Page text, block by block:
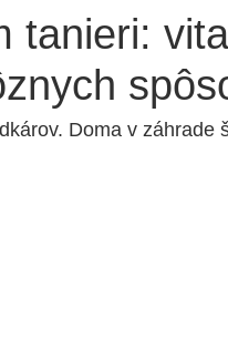
tanieri:
Doma v záhrade